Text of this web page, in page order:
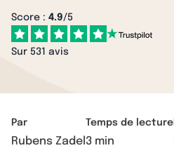
Score : 4.9/5
Sur 531 avis
Par
Rubens Zadel
Temps de lecture
3 min